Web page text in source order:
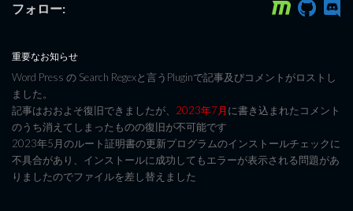
フォロー:
重要なお知らせ
Word Press の Search Regexと言うPluginで記事及びコメントがロストし
ました。
記事はおおよそ復旧できましたが、 2023年7月に書き込まれたコメント
のうち消えてしまったものの復旧が不可能です
2023年5月のルート証明書の更新プログラムのインストールチェックに
不具合があり、インストールに成功してもエラーが表示される問題があ
りましたのでファイルを差し替えました